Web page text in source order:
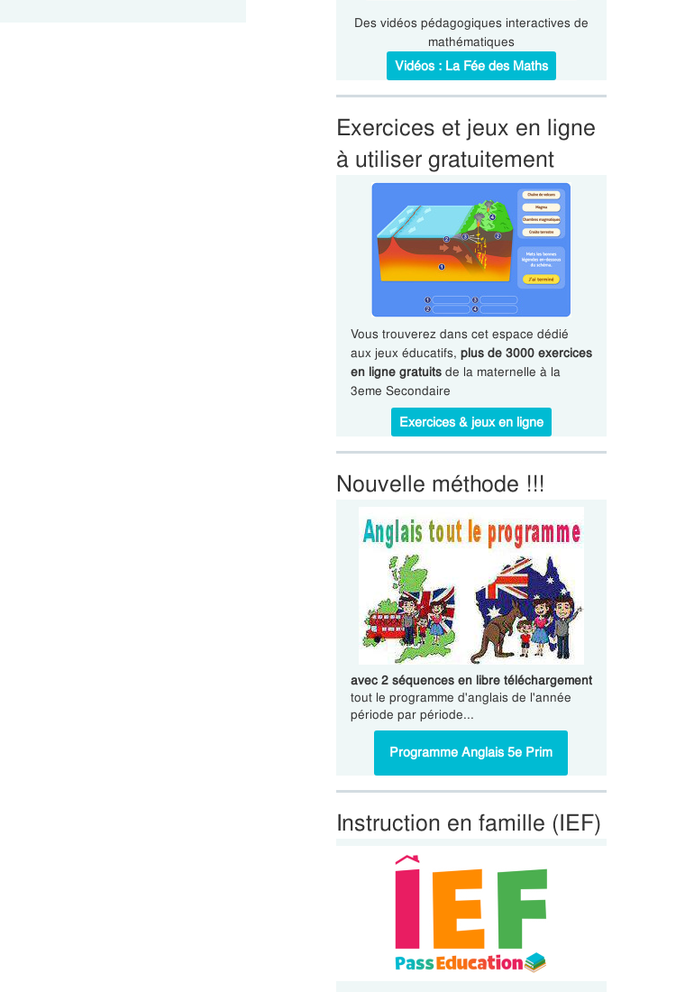
Des vidéos pédagogiques interactives de
mathématiques
Vidéos : La Fée des Maths
Exercices et jeux en ligne
à utiliser gratuitement
Vous trouverez dans cet espace dédié
aux jeux éducatifs, plus de 3000 exercices
en ligne gratuitsde la maternelle à la
3eme Secondaire
Exercices & jeux en ligne
Nouvelle méthode !!!
avec 2 séquences en libre téléchargement
tout le programme d'anglais de l'année
période par période...
Programme Anglais 5e Prim
Instruction en famille (IEF)